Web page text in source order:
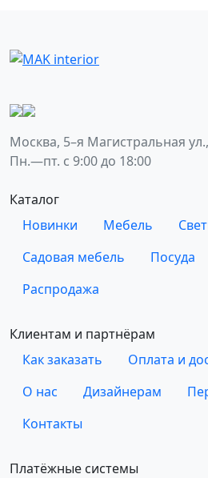
Москва, 5–я Магистральная
Пн.—пт. с 9:00 до 18:00
Каталог
Новинки
Мебель
Садовая мебель
Посуда
Распродажа
Клиентам и партнёрам
Как заказать
Оплата и
О нас
Дизайнерам
Контакты
Платёжные системы